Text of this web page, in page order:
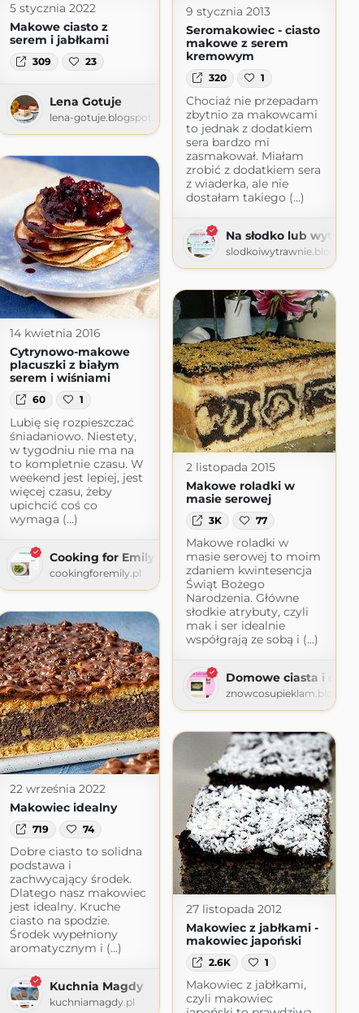
5 stycznia 2022
Makowe ciasto z
serem i jabłkami
309 23
Lena Gotuje
lena-gotuje.blogspot.com
9 stycznia 2013
Seromakowiec - ciasto
makowe z serem
kremowym
320 1
Chociaż nie przepadam
zbytnio za makowcami
to jednak z dodatkiem
sera bardzo mi
zasmakował. Miałam
zrobić z dodatkiem sera
z wiaderka, ale nie
dostałam takiego (...)
Na słodko lub
14 kwietnia 2016
Cytrynowo-makowe
placuszki z białym
serem i wiśniami
60 1
Lubię się rozpieszczać
śniadaniowo. Niestety,
w tygodniu nie ma na
to kompletnie czasu. W
weekend jest lepiej, jest
więcej czasu, żeby
upichcić coś co
wymaga (...)
Cooking for Emily
cookingforemily.pl
2 listopada 2015
Makowe roladki w
masie serowej
3K 77
Makowe roladki w
masie serowej to moim
zdaniem kwintesencja
Świąt Bożego
Narodzenia. Główne
słodkie atrybuty, czyli
mak i ser idealnie
współgrają ze sobą i (...)
Domowe ciasta i
22 września 2022
Makowiec idealny
719 74
Dobre ciasto to solidna
podstawa i
zachwycający środek.
Dlatego nasz makowiec
jest idealny. Kruche
ciasto na spodzie.
Środek wypełniony
aromatycznym i (...)
Kuchnia Magdy
kuchniamagdy.pl
27 listopada 2012
Makowiec z jabłkami -
makowiec japoński
2.6K 1
Makowiec z jabłkami,
czyli makowiec